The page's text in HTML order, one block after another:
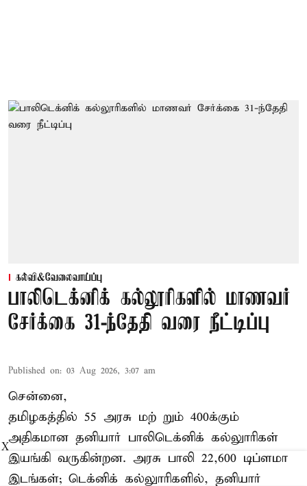
கல்வி&வேலைவாய்ப்பு
பாலிடெக்னிக் கல்லூரிகளில் மாணவர்
சேர்க்கை 31-ந்தேதி வரை நீட்டிப்பு
Published on: 03 Aug 2026, 3:07 am
சென்னை,
தமிழகத்தில் 55 அரசு மற் றும் 400க்கும்
அதிகமான தனியார் பாலிடெக்னிக் கல்லுாரிகள்
இயங்கி வருகின்றன. அரசு பாலி 22,600 டிப்ளமா
இடங்கள்; டெக்னிக் கல்லுாரிகளில், தனியார்
X